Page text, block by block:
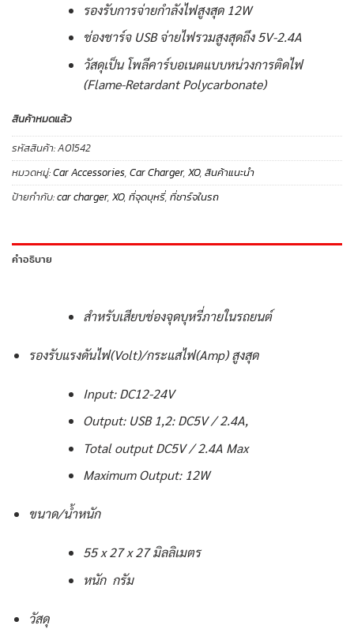
รองรับการจ่ายกำลังไฟสูงสุด 12W
ช่องชาร์จ USB จ่ายไฟรวมสูงสุดถึง 5V-2.4A
วัสดุเป็น โพลีคาร์บอเนตแบบหน่วงการติดไฟ
(Flame-Retardant Polycarbonate)
สินค้าหมดแล้ว
รหัสสินค้า:A01542
หมวดหมู่:Car Accessories, Car Charger, XO, สินค้าแนะนำ
ป้ายกำกับ:car charger, XO, ที่จุดบุหรี่, ที่ชาร์จในรถ
คำอธิบาย
สำหรับเสียบช่องจุดบุหรี่ภายในรถยนต์
รองรับแรงดันไฟ(Volt)/กระแสไฟ(Amp) สูงสุด
Input: DC12-24V
Output: USB 1,2: DC5V / 2.4A,
Total output DC5V / 2.4A Max
Maximum Output: 12W
ขนาด/น้ำหนัก
55 x 27 x 27 มิลลิเมตร
หนัก กรัม
วัสดุ